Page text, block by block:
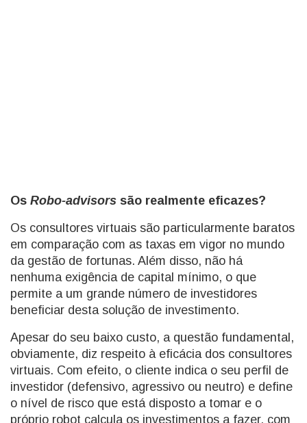
Os Robo-advisors são realmente eficazes?
Os consultores virtuais são particularmente baratos
em comparação com as taxas em vigor no mundo
da gestão de fortunas. Além disso, não há
nenhuma exigência de capital mínimo, o que
permite a um grande número de investidores
beneficiar desta solução de investimento.
Apesar do seu baixo custo, a questão fundamental,
obviamente, diz respeito à eficácia dos consultores
virtuais. Com efeito, o cliente indica o seu perfil de
investidor (defensivo, agressivo ou neutro) e define
o nível de risco que está disposto a tomar e o
próprio robot calcula os investimentos a fazer, com